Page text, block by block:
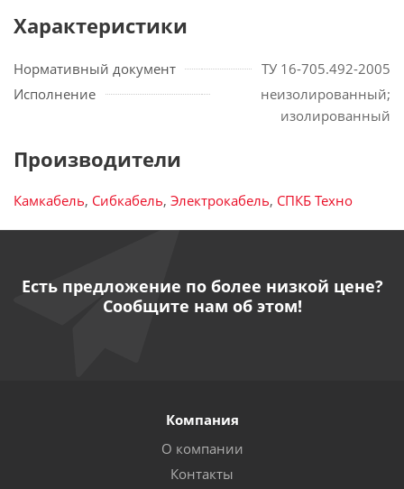
Характеристики
Нормативный документ
ТУ 16-705.492-2005
Исполнение
неизолированный;
изолированный
Производители
Камкабель, Сибкабель, Электрокабель, СПКБ Техно
Есть предложение по более низкой цене?
Сообщите нам об этом!
Компания
О компании
Контакты